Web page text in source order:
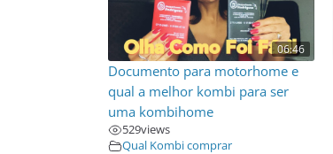
06:46
Documento para motorhome e
qual a melhor kombi para ser
uma kombihome
529views
Qual Kombi comprar